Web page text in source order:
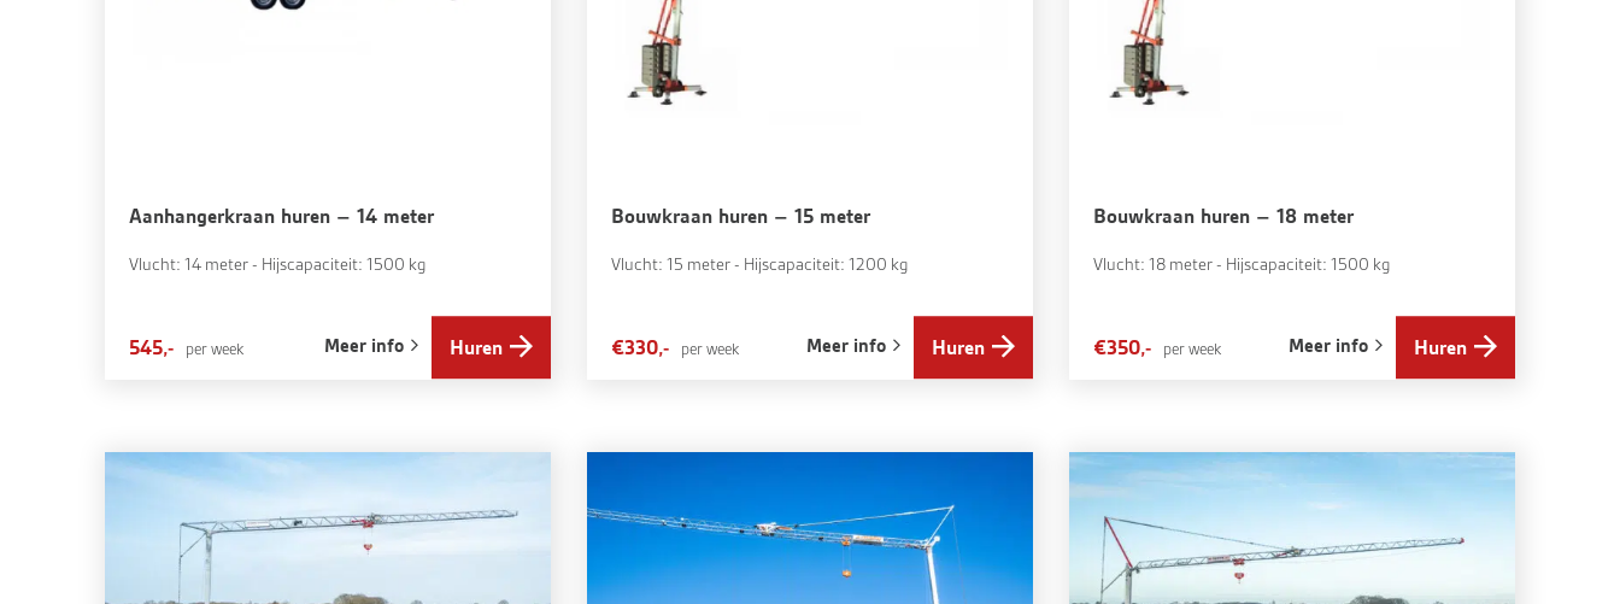
Aanhangerkraan huren – 14 meter
Vlucht: 14 meter - Hijscapaciteit: 1500 kg
545,- per week Meer info Huren
Bouwkraan huren – 15 meter
Vlucht: 15 meter - Hijscapaciteit: 1200 kg
€330,- per week Meer info Huren
Bouwkraan huren – 18 meter
Vlucht: 18 meter - Hijscapaciteit: 1500 kg
€350,- per week Meer info Huren